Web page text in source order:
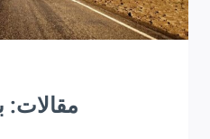
مقالات: